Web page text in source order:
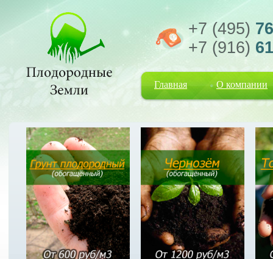
+7 (495)
+7 (916)
Главная О компании